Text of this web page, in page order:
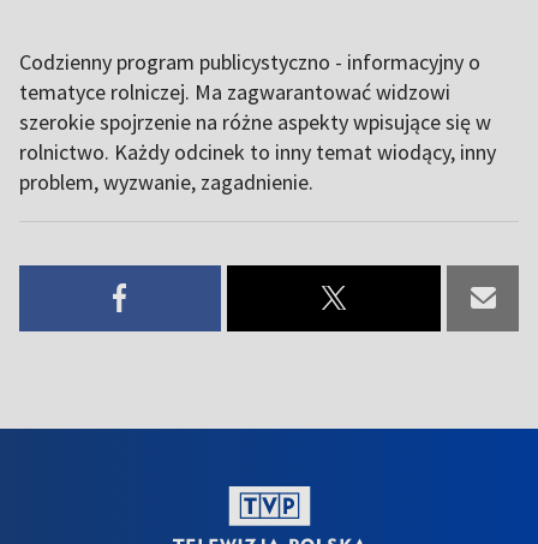
Codzienny program publicystyczno - informacyjny o
tematyce rolniczej. Ma zagwarantować widzowi
szerokie spojrzenie na różne aspekty wpisujące się w
rolnictwo. Każdy odcinek to inny temat wiodący, inny
problem, wyzwanie, zagadnienie.